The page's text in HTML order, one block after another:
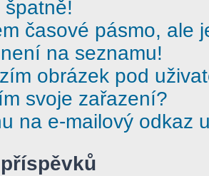
špatně!
časové pásmo, ale
na seznamu!
obrázek pod
svoje zařazení?
na e-mailový odkaz